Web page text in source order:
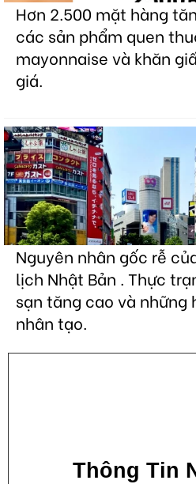
Hơn 2.500 mặt hàng
các sản phẩm quen
mayonnaise và khăn
giá.
Nguyên nhân gốc rễ
lịch Nhật Bản . Thực
sạn tăng cao và những
nhân tạo.
Thông Tin